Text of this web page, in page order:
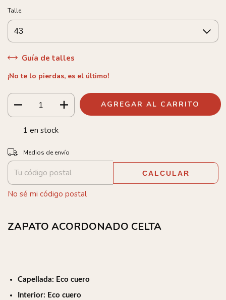
Talle
Guía de talles
¡No te lo pierdas, es el último!
1 en stock
Entregas para el CP:
Medios de envío
CALCULAR
No sé mi código postal
ZAPATO ACORDONADO CELTA
Capellada: Eco cuero
Interior: Eco cuero